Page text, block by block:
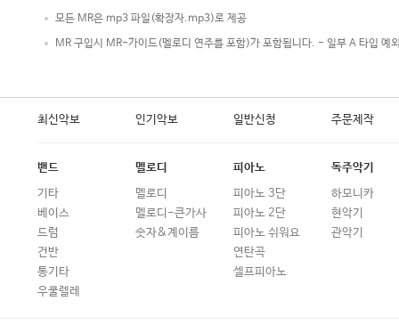
모든 MR은 mp3 파일(확장자.mp3)로 제공
MR 구입시 MR-가이드(멜로디 연주를 포함)가 포함됩니다. - 일부 A 타입 예외
최신악보 인기악보 일반신청 주문제작
밴드
기타
베이스
드럼
건반
통기타
우쿨렐레
멜로디
멜로디
멜로디-큰가사
숫자&계이름
피아노
피아노 3단
피아노 2단
피아노 쉬워요
연탄곡
셀프피아노
독주악기
하모니카
현악기
관악기